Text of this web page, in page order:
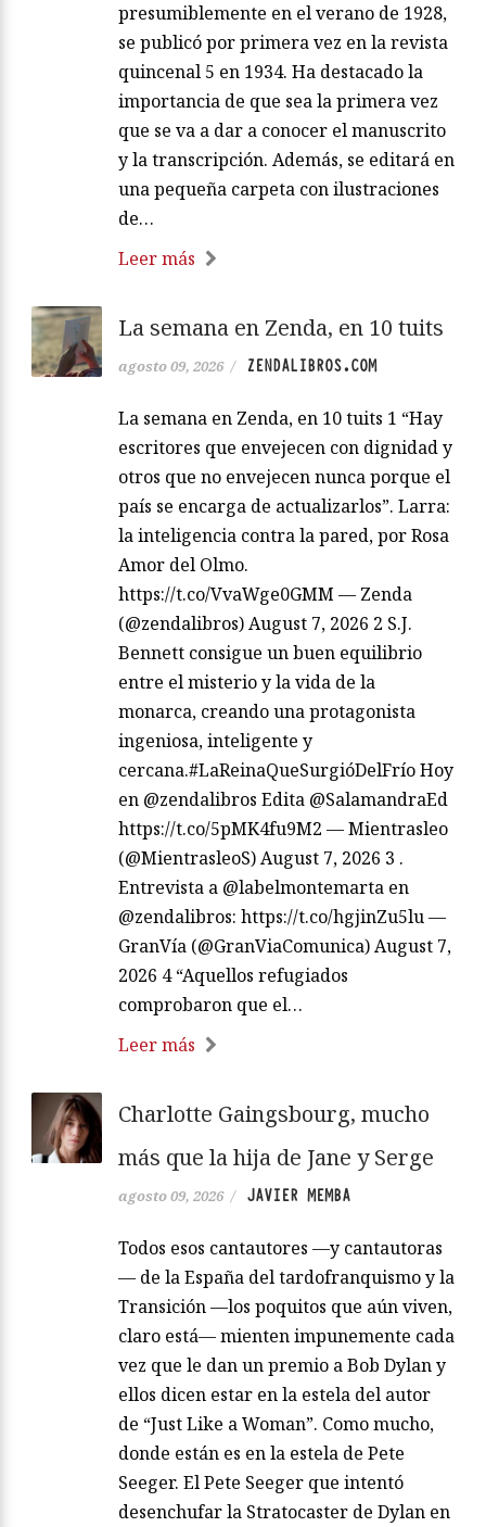
presumiblemente en el verano de 1928,
se publicó por primera vez en la revista
quincenal 5 en 1934. Ha destacado la
importancia de que sea la primera vez
que se va a dar a conocer el manuscrito
y la transcripción. Además, se editará en
una pequeña carpeta con ilustraciones
de…
Leer más
La semana en Zenda, en 10 tuits
agosto 09, 2026 / ZENDALIBROS.COM
La semana en Zenda, en 10 tuits 1 “Hay
escritores que envejecen con dignidad y
otros que no envejecen nunca porque el
país se encarga de actualizarlos”. Larra:
la inteligencia contra la pared, por Rosa
Amor del Olmo.
https://t.co/VvaWge0GMM — Zenda
(@zendalibros) August 7, 2026 2 S.J.
Bennett consigue un buen equilibrio
entre el misterio y la vida de la
monarca, creando una protagonista
ingeniosa, inteligente y
cercana.#LaReinaQueSurgióDelFrío Hoy
en @zendalibros Edita @SalamandraEd
https://t.co/5pMK4fu9M2 — Mientrasleo
(@MientrasleoS) August 7, 2026 3 .
Entrevista a @labelmontemarta en
@zendalibros: https://t.co/hgjinZu5lu —
GranVía (@GranViaComunica) August 7,
2026 4 “Aquellos refugiados
comprobaron que el…
Leer más
Charlotte Gaingsbourg, mucho
más que la hija de Jane y Serge
agosto 09, 2026 / JAVIER MEMBA
Todos esos cantautores —y cantautoras
— de la España del tardofranquismo y la
Transición —los poquitos que aún viven,
claro está— mienten impunemente cada
vez que le dan un premio a Bob Dylan y
ellos dicen estar en la estela del autor
de “Just Like a Woman”. Como mucho,
donde están es en la estela de Pete
Seeger. El Pete Seeger que intentó
desenchufar la Stratocaster de Dylan en